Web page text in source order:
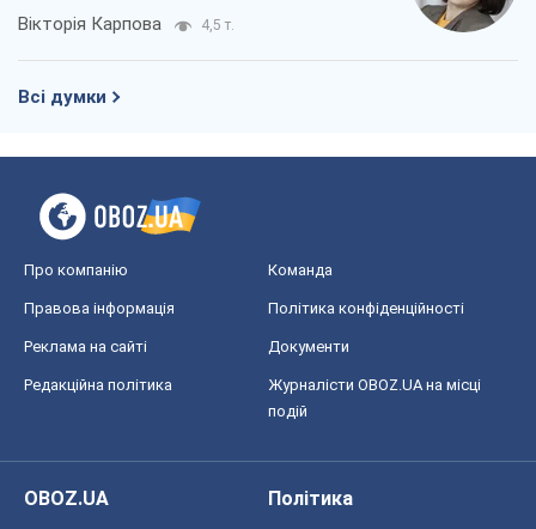
Вікторія Карпова 4,5 т.
Всі думки
Про компанію Команда
Правова інформація Політика конфіденційності
Реклама на сайті Документи
Редакційна політика
Журналісти OBOZ.UA на місці
подій
OBOZ.UA
Політика